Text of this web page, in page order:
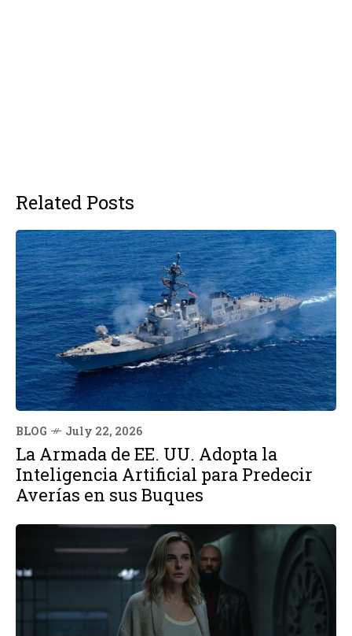
Related Posts
BLOG July 22, 2026
La Armada de EE. UU. Adopta la
Inteligencia Artificial para Predecir
Averías en sus Buques